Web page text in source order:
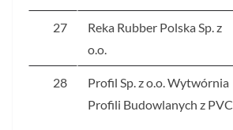
27
Reka Rubber Polska Sp. z
o.o.
28
Profil Sp. z o.o. Wytwórnia
Profili Budowlanych z PVC